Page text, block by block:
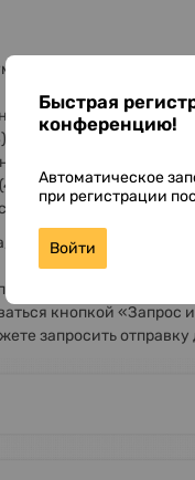
нажав на значок
(4.1);
отправки бумажных
можете отслеживать
или в документе
кнопкой «Запрос
запросить
Быстрая
конференцию!
Автоматическое
при регистрации
Войти